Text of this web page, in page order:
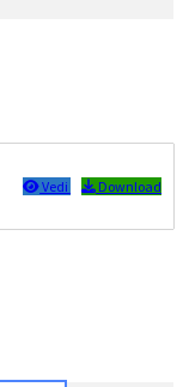
Vedi Download